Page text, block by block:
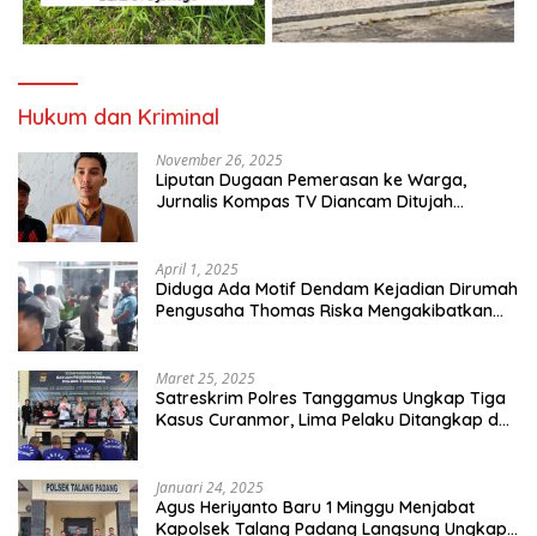
Hukum dan Kriminal
November 26, 2025
Liputan Dugaan Pemerasan ke Warga,
Jurnalis Kompas TV Diancam Ditujah
April 1, 2025
Diduga Ada Motif Dendam Kejadian Dirumah
Pengusaha Thomas Riska Mengakibatkan
Maret 25, 2025
Satreskrim Polres Tanggamus Ungkap Tiga
Kasus Curanmor, Lima Pelaku Ditangkap dan
Januari 24, 2025
Agus Heriyanto Baru 1 Minggu Menjabat
Kapolsek Talang Padang Langsung Ungkap